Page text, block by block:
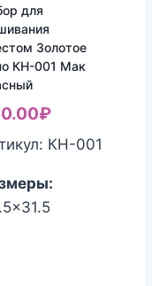
для
Золотое
КН-001 Мак
₽
КН-001